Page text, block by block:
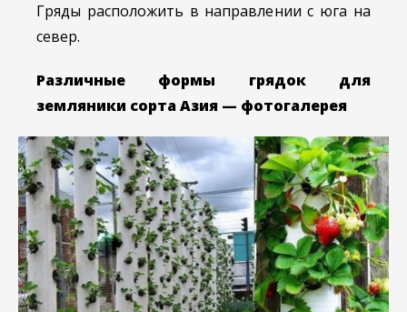
Гряды расположить в направлении с юга на
север.
Различные формы грядок для
земляники сорта Азия — фотогалерея